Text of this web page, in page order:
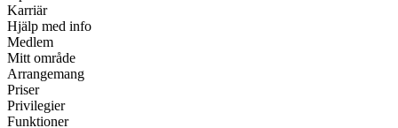
Karriär
Hjälp med info
Medlem
Mitt område
Arrangemang
Priser
Privilegier
Funktioner